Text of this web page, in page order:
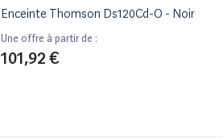
Enceinte Thomson Ds120Cd-O - Noir
Une offre à partir de :
101,92 €